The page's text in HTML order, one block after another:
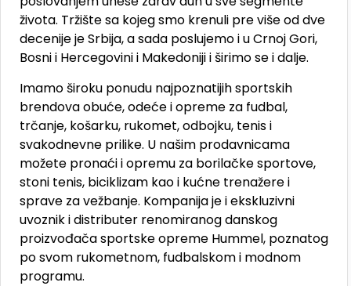
života. Tržište sa kojeg smo krenuli pre više od dve
decenije je Srbija, a sada poslujemo i u Crnoj Gori,
Bosni i Hercegovini i Makedoniji i širimo se i dalje.
Imamo široku ponudu najpoznatijih sportskih
brendova obuće, odeće i opreme za fudbal,
trčanje, košarku, rukomet, odbojku, tenis i
svakodnevne prilike. U našim prodavnicama
možete pronaći i opremu za borilačke sportove,
stoni tenis, biciklizam kao i kućne trenažere i
sprave za vežbanje. Kompanija je i ekskluzivni
uvoznik i distributer renomiranog danskog
proizvođača sportske opreme Hummel, poznatog
po svom rukometnom, fudbalskom i modnom
programu.